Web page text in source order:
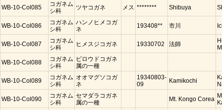
WB-10-Col085
コガネム
シ科
ツヤコガネ メス ******** Shibuya
WB-10-Col086
コガネム
シ科
ハンノヒメコガ
ネ
193408** 市川
WB-10-Col087
コガネム
シ科
ヒメスジコガネ 19330702 法師
WB-10-Col088
コガネム
シ科
ビロウドコガネ
属の一種
WB-10-Col089
コガネム
シ科
オオマグソコガ
ネ
19340803-
09
Kamikochi
WB-10-Col090
コガネム
シ科
セマダラコガネ
属の一種
Mt. Kongo Corea